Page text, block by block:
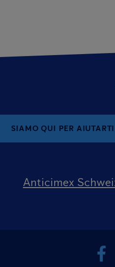
SIAMO QUI PER
Anticimex